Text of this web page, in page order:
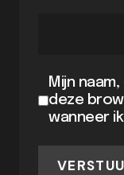
Mijn
deze
wanneer